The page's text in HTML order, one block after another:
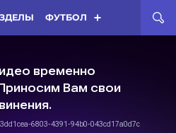
ФУТБОЛ